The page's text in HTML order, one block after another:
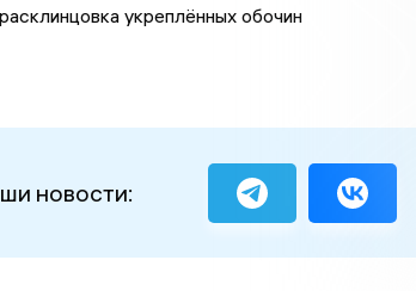
укреплённых обочин
новости: